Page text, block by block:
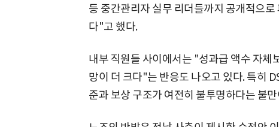
등 중간관리자 실무 리더들까지 공개적으
다"고 했다.
내부 직원들 사이에서는 "성과급 액수 자체
망이 더 크다"는 반응도 나오고 있다. 특히
준과 보상 구조가 여전히 불투명하다는 불